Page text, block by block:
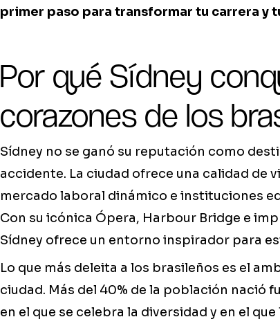
primer paso para transformar tu carrera y
Por qué Sídney
corazones de los
Sídney no se ganó su reputación como
accidente. La ciudad ofrece una calidad de
mercado laboral dinámico e instituciones
Con su icónica Ópera, Harbour Bridge e
Sídney ofrece un entorno inspirador para
Lo que más deleita a los brasileños es el
ciudad. Más del 40% de la población nació
en el que se celebra la diversidad y en el